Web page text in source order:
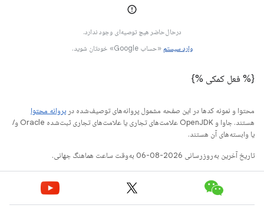
درحال‌حاضر هیچ توصیه‌ای وجود ندارد.
وارد سیستم «حساب Google» خودتان شوید.
{% فعل کمکی %}
محتوا و نمونه کدها در این صفحه مشمول پروانه‌های توصیف‌شده در پروانه محتوا
هستند. جاوا و OpenJDK علامت‌های تجاری یا علامت‌های تجاری ثبت‌شده Oracle و/
یا وابسته‌های آن هستند.
تاریخ آخرین به‌روزرسانی 2026-08-06 به‌وقت ساعت هماهنگ جهانی.